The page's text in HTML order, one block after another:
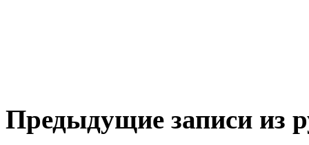
Предыдущие записи из